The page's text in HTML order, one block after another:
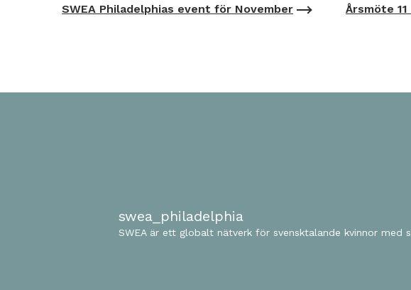
SWEA Philadelphias event för November Årsmöte
swea_philadelphia
SWEA är ett globalt nätverk för svensktalande kvinnor